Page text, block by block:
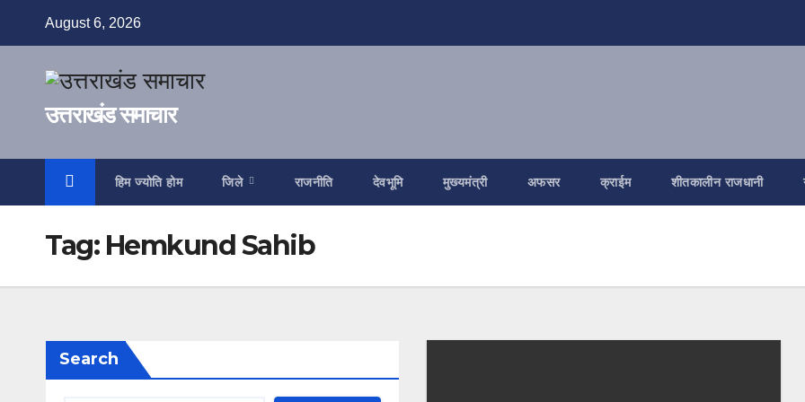
August 6, 2026
उत्तराखंड समाचार
हिम ज्योति होम जिले राजनीति देवभूमि मुख्यमंत्री अफसर क्राईम शीतकालीन राजधानी
Tag: Hemkund Sahib
Search